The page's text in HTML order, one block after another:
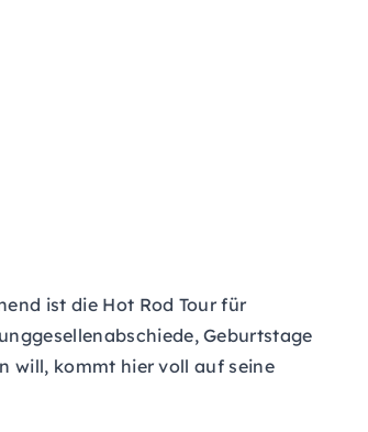
ist die Hot Rod Tour für
Geburtstage
will, kommt hier voll auf seine